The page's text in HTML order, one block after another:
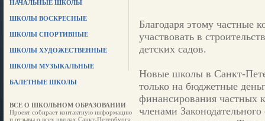
НАЧАЛЬНЫЕ ШКОЛЫ
ШКОЛЫ ВОСКРЕСНЫЕ
ШКОЛЫ СПОРТИВНЫЕ
ШКОЛЫ ХУДОЖЕСТВЕННЫЕ
ШКОЛЫ МУЗЫКАЛЬНЫЕ
БАЛЕТНЫЕ ШКОЛЫ
ВСЕ О ШКОЛЬНОМ ОБРАЗОВАНИИ
Проект собирает контактную информацию
и отзывы о всех школах Санкт-Петербурга,
Благодаря этому частные
участвовать в
детских садов.
Новые школы в Санкт-
только на бюджетные
финансирования частных
членами